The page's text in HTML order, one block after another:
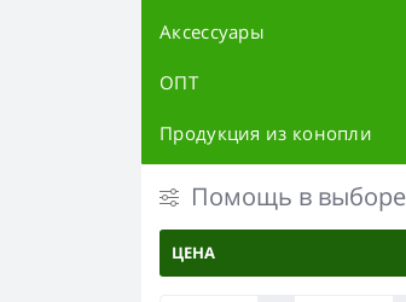
Контроль и измерение
Субстраты
Вентиляция
LED Лампы
Отражатели
Гроубоксы
Удобрения
Аксессуары
Атрибутика
Баблеры
Дерево
Металл
Запчасти для бонгов
Контейнеры и тайники
ОПТ
Продукция из конопли
Помощь в выборе
ЦЕНА